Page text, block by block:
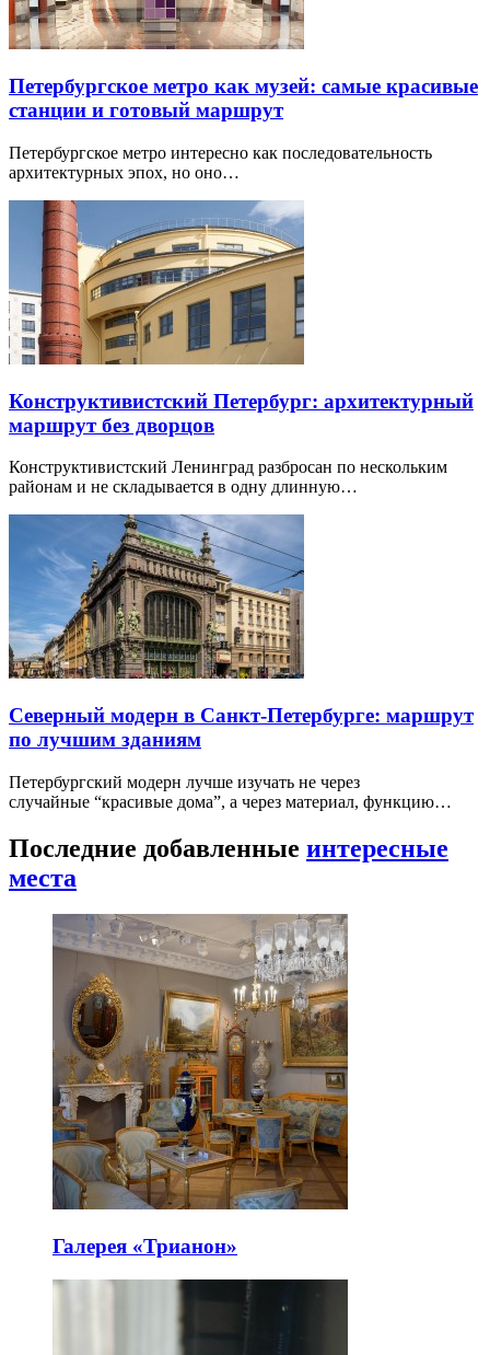
Петербургское метро как музей: самые красивые
станции и готовый маршрут
Петербургское метро интересно как последовательность
архитектурных эпох, но оно…
Конструктивистский Петербург: архитектурный
маршрут без дворцов
Конструктивистский Ленинград разбросан по нескольким
районам и не складывается в одну длинную…
Северный модерн в Санкт-Петербурге: маршрут
по лучшим зданиям
Петербургский модерн лучше изучать не через
случайные “красивые дома”, а через материал, функцию…
Последние добавленные интересные
места
Галерея «Трианон»